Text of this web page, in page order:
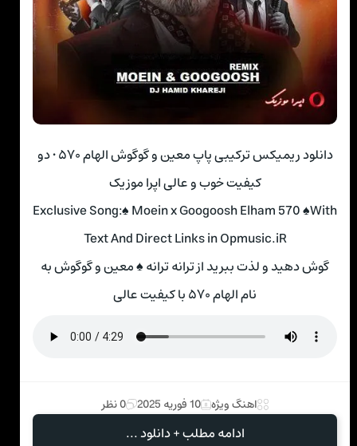
دانلود ریمیکس ترکیبی پاپ معین و گوگوش الهام ۵۷۰ • دو
کیفیت خوب و عالی اپرا موزیک
Exclusive Song:♠ Moein x Googoosh Elham 570 ♠With
Text And Direct Links in Opmusic.iR
گوش دهید و لذت ببرید از ترانه ترانه ♠ معین و گوگوش به
نام الهام ۵۷۰ با کیفیت عالی
اهنگ ویژه 10 فوریه 2025 0 نظر
ادامه مطلب + دانلود ...